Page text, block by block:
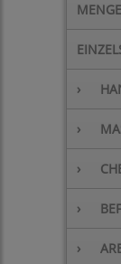
›
›
›
›
›